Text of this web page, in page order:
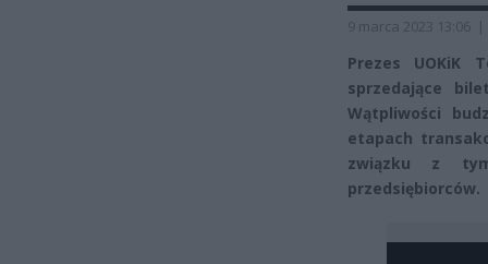
9 marca 2023 13:06 |
Prezes UOKiK
sprzedające
Wątpliwości
etapach
związku z
przedsiębiorców.